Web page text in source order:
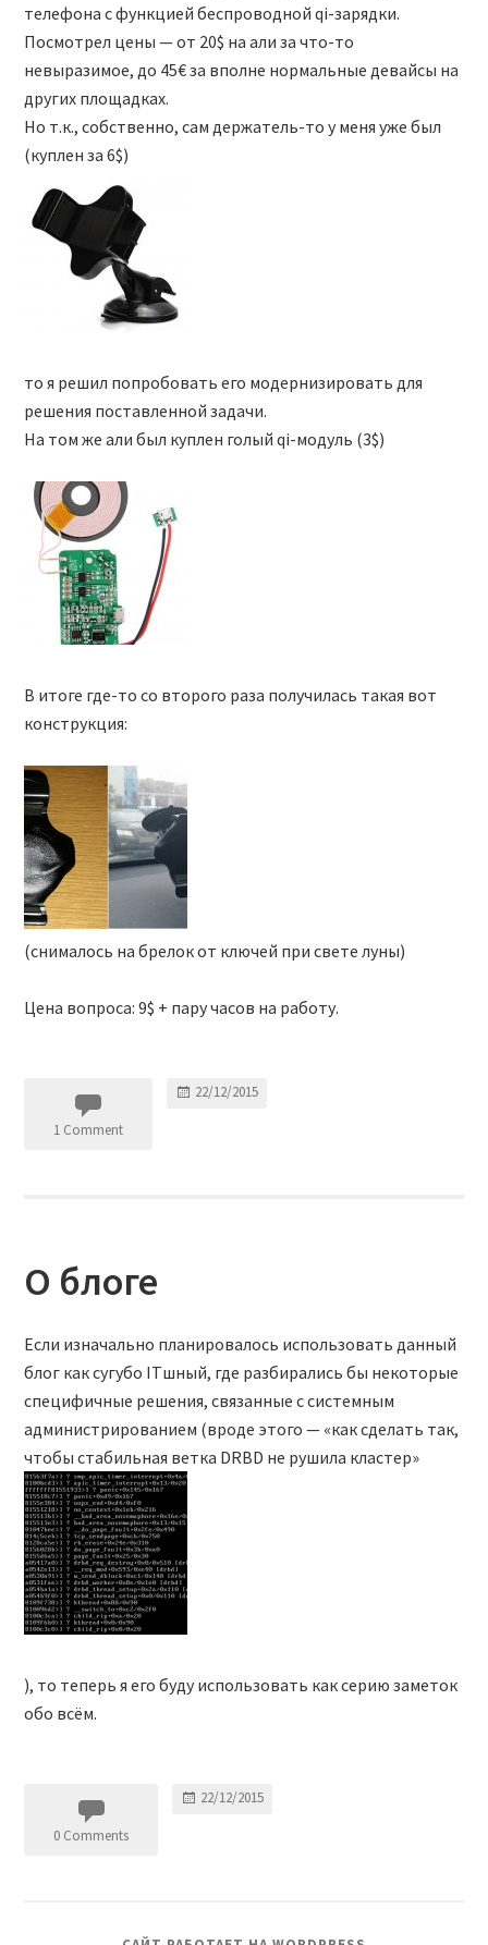
телефона с функцией беспроводной qi-зарядки.
Посмотрел цены — от 20$ на али за что-то
невыразимое, до 45€ за вполне нормальные девайсы на
других площадках.
Но т.к., собственно, сам держатель-то у меня уже был
(куплен за 6$)
то я решил попробовать его модернизировать для
решения поставленной задачи.
На том же али был куплен голый qi-модуль (3$)
В итоге где-то со второго раза получилась такая вот
конструкция:
(снималось на брелок от ключей при свете луны)
Цена вопроса: 9$ + пару часов на работу.
1 Comment
22/12/2015
О блоге
Если изначально планировалось использовать данный
блог как сугубо ITшный, где разбирались бы некоторые
специфичные решения, связанные с системным
администрированием (вроде этого — «как сделать так,
чтобы стабильная ветка DRBD не рушила кластер»
), то теперь я его буду использовать как серию заметок
обо всём.
0 Comments
22/12/2015